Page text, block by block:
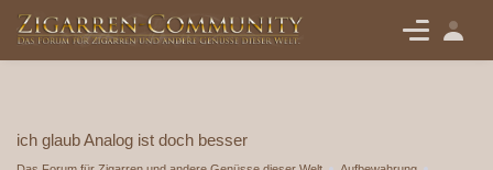
ich glaub Analog ist doch besser